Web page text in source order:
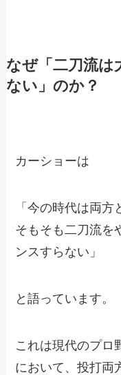
なぜ「二刀流は
ない」のか？
カーショーは
「今の時代は両方
そもそも二刀流を
ンスすらない」
と語っています。
これは現代のプロ
において、投打両